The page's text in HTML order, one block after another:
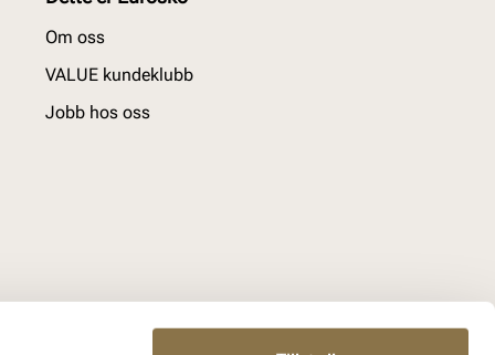
Om oss
VALUE kundeklubb
Jobb hos oss